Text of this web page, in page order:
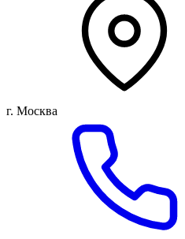
г. Москва